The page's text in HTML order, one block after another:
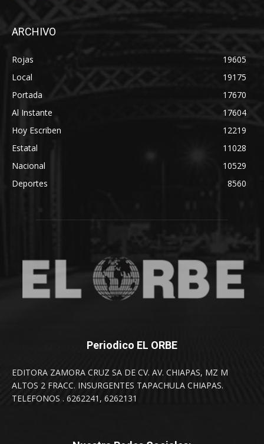
ARCHIVO
Rojas
19605
Local
19175
Portada
17670
Al Instante
17604
Hoy Escriben
12219
Estatal
11028
Nacional
10529
Deportes
8560
Periodico EL ORBE
EDITORA ZAMORA CRUZ SA DE CV. AV. CHIAPAS, MZ M
ALTOS 2 FRACC. INSURGENTES TAPACHULA CHIAPAS.
TELEFONOS . 6262241, 6262131